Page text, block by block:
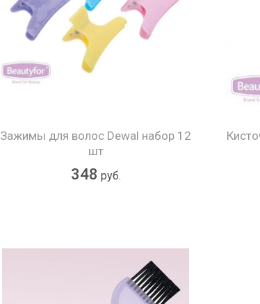
Зажимы для волос Dewal набор 12
шт
348 руб.